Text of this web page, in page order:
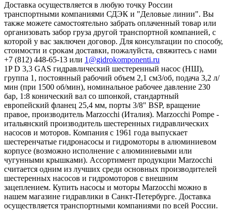
Доставка осуществляется в любую точку России
транспортными компаниями СДЭК и "Деловые линии". Вы
также можете самостоятельно забрать оплаченный товар или
организовать забор груза другой транспортной компанией, с
которой у вас заключен договор. Для консультации по способу,
стоимости и срокам доставки, пожалуйста, свяжитесь с нами
+7 (812) 448-65-13 или 1@gidrokomponenti.ru
1P D 3,3 GAS гидравлический шестеренный насос (НШ),
группа 1, постоянный рабочий объем 2,1 см3/об, подача 3,2 л/
мин (при 1500 об/мин), номинальное рабочее давление 230
бар, 1:8 конический вал со шпонкой, стандартный
европейский фланец 25,4 мм, порты 3/8" BSP, вращение
правое, производитель Marzocchi (Италия). Marzocchi Pompe -
итальянский производитель шестеренных гидравлических
насосов и моторов. Компания с 1961 года выпускает
шестеренчатые гидронасосы и гидромоторы в алюминиевом
корпусе (возможно исполнение с алюминиевыми или
чугунными крышками). Ассортимент продукции Marzocchi
считается одним из лучших среди основных производителей
шестеренных насосов и гидромоторов с внешним
зацеплением. Купить насосы и моторы Marzocchi можно в
нашем магазине гидравлики в Санкт-Петербурге. Доставка
осуществляется транспортными компаниями по всей России.